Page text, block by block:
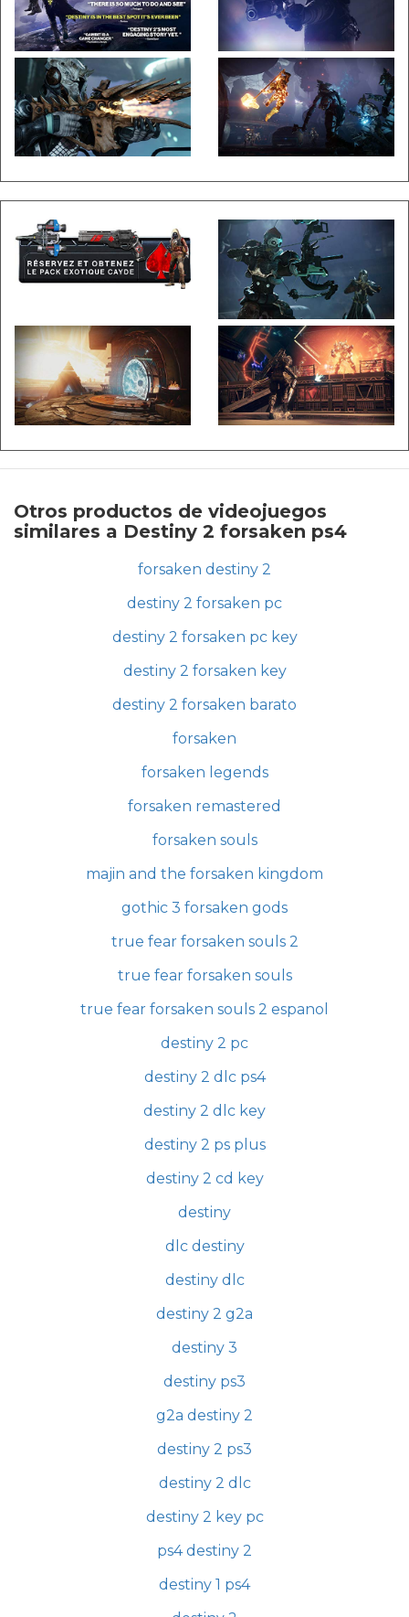
Otros productos de videojuegos
similares a Destiny 2 forsaken ps4
forsaken destiny 2
destiny 2 forsaken pc
destiny 2 forsaken pc key
destiny 2 forsaken key
destiny 2 forsaken barato
forsaken
forsaken legends
forsaken remastered
forsaken souls
majin and the forsaken kingdom
gothic 3 forsaken gods
true fear forsaken souls 2
true fear forsaken souls
true fear forsaken souls 2 espanol
destiny 2 pc
destiny 2 dlc ps4
destiny 2 dlc key
destiny 2 ps plus
destiny 2 cd key
destiny
dlc destiny
destiny dlc
destiny 2 g2a
destiny 3
destiny ps3
g2a destiny 2
destiny 2 ps3
destiny 2 dlc
destiny 2 key pc
ps4 destiny 2
destiny 1 ps4